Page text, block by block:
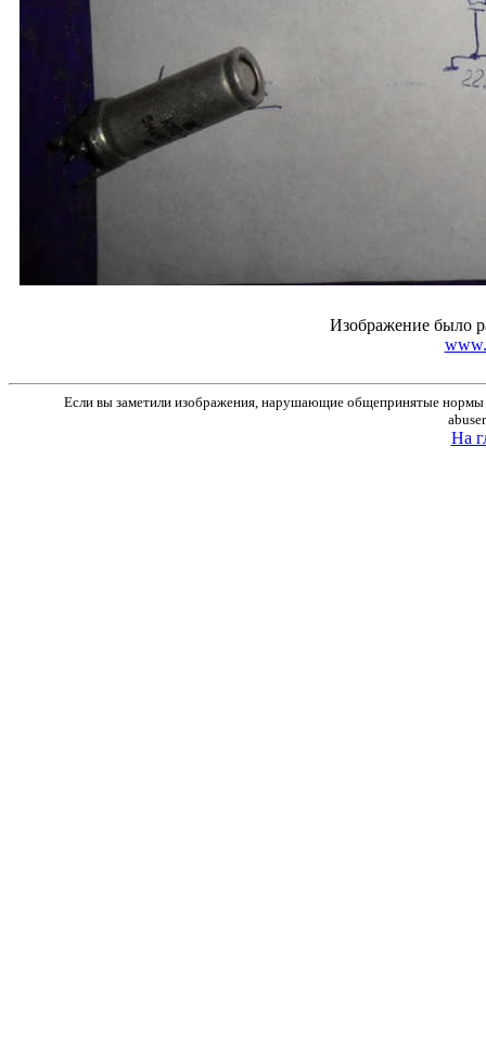
Изображение было
Если вы заметили изображения, нарушающие общепринятые нормы
На